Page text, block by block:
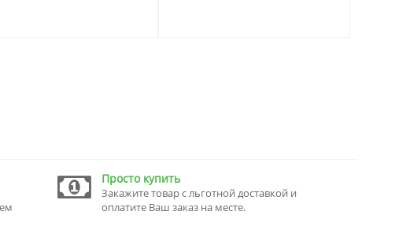
Просто купить
Закажите товар с льготной доставкой и
оплатите Ваш заказ на месте.